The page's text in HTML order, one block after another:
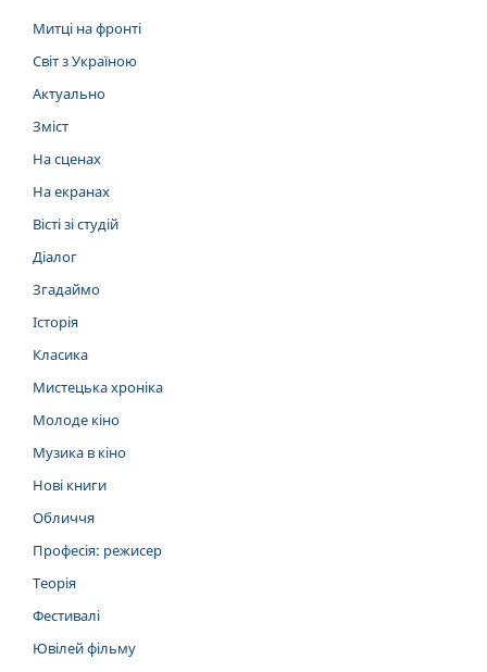
Митці на фронті
Світ з Україною
Актуально
Зміст
На сценах
На екранах
Вісті зі студій
Діалог
Згадаймо
Історія
Класика
Мистецька хроніка
Молоде кіно
Музика в кіно
Нові книги
Обличчя
Професія: режисер
Теорія
Фестивалі
Ювілей фільму